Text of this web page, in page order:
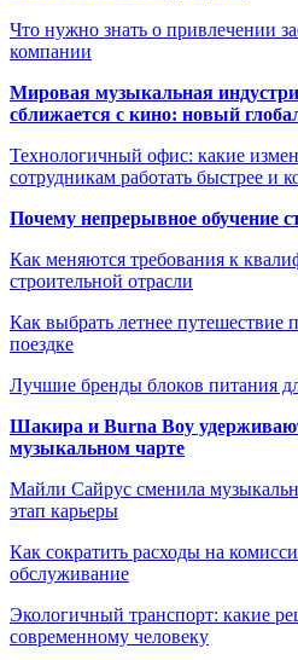
Что нужно знать о привлечении
компании
Мировая музыкальная
сближается с кино: новый
Технологичный офис: какие
сотрудникам работать быстрее и
Почему непрерывное обучение
Как меняются требования к
строительной отрасли
Как выбрать летнее путешествие
поездке
Лучшие бренды блоков питания
Шакира и Burna Boy
музыкальном чарте
Майли Сайрус сменила
этап карьеры
Как сократить расходы на
обслуживание
Экологичный транспорт: какие
современному человеку